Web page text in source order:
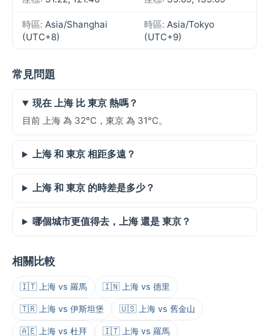
時區: Asia/Shanghai
(UTC+8)
時區: Asia/Tokyo
(UTC+9)
常見問題
現在 上海 比 東京 熱嗎？
目前 上海 為 32°C，東京 為 31°C。
上海 和 東京 相距多遠？
上海 和 東京 的時差是多少？
哪個城市更值得去，上海 還是 東京？
相關比較
🇮🇹 上海 vs 羅馬 🇮🇳 上海 vs 德里
🇹🇷 上海 vs 伊斯坦堡 🇺🇸 上海 vs 舊金山
🇦🇪 上海 vs 杜拜 🇮🇹 上海 vs 羅馬